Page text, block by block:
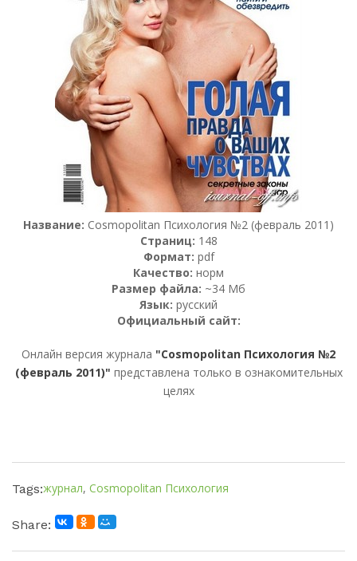
Название: Cosmopolitan Психология №2 (февраль 2011)
Страниц: 148
Формат: pdf
Качество: норм
Размер файла: ~34 Мб
Язык: русский
Официальный сайт:
Онлайн версия журнала "Cosmopolitan Психология №2
(февраль 2011)" представлена только в ознакомительных
целях
Tags:журнал, Cosmopolitan Психология
Share: